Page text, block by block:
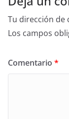
Tu dirección de
Los campos
Comentario *